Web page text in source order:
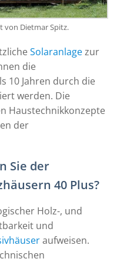
von Dietmar Spitz.
Solaranlagezur
die
10 Jahren durch die
werden. Die
Haustechnikkonzepte
der
Sie der
40 Plus?
Holz-, und
und
aufweisen.